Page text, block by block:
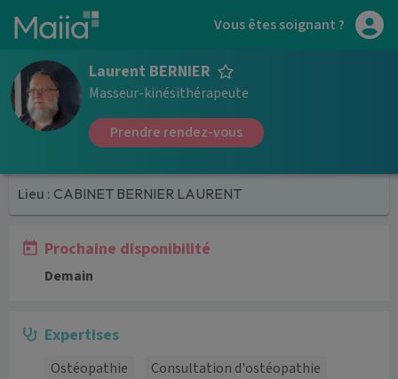
Aller au contenu principal Vous êtes soignant ?
Laurent BERNIER
Masseur-kinésithérapeute
Prendre rendez-vous
Lieu : CABINET BERNIER LAURENT
Prochaine disponibilité
Demain
Expertises
Ostéopathie
Consultation d'ostéopathie